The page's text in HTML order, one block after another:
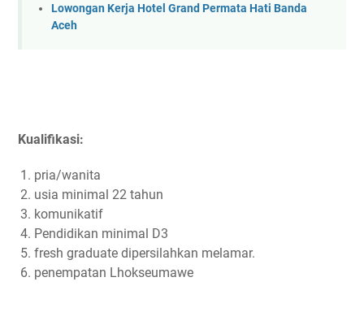
Lowongan Kerja Hotel Grand Permata Hati Banda
Aceh
Kualifikasi:
pria/wanita
usia minimal 22 tahun
komunikatif
Pendidikan minimal D3
fresh graduate dipersilahkan melamar.
penempatan Lhokseumawe